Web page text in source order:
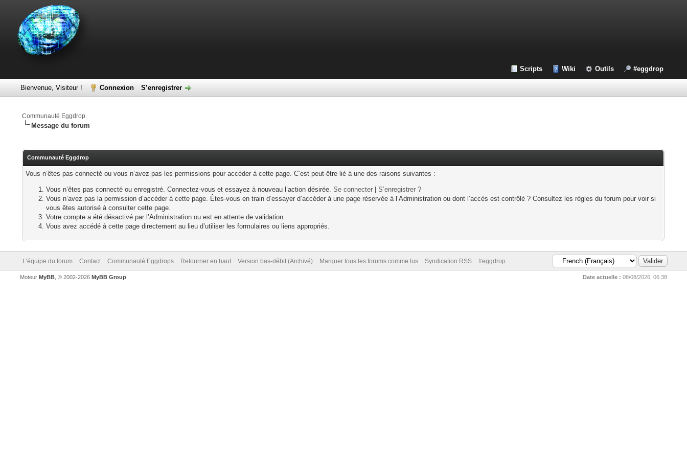
Scripts Wiki Outils #eggdrop
Bienvenue, Visiteur ! Connexion S’enregistrer
Communauté Eggdrop
Message du forum
Communauté Eggdrop
Vous n’êtes pas connecté ou vous n’avez pas les permissions pour accéder à cette page. C’est peut-être lié à une des raisons suivantes :
Vous n’êtes pas connecté ou enregistré. Connectez-vous et essayez à nouveau l’action désirée.Se connecter |S’enregistrer ?
Vous n’avez pas la permission d’accéder à cette page. Êtes-vous en train d’essayer d’accéder à une page réservée à l’Administration ou dont l’accès est contrôlé ? Consultez les règles du forum pour voir si
vous êtes autorisé à consulter cette page.
Votre compte a été désactivé par l’Administration ou est en attente de validation.
Vous avez accédé à cette page directement au lieu d’utiliser les formulaires ou liens appropriés.
L’équipe du forum Contact Communauté Eggdrops Retourner en haut Version bas-débit (Archivé) Marquer tous les forums comme lus Syndication RSS #eggdrop
Date actuelle : 08/08/2026, 06:38
MoteurMyBB , © 2002-2026MyBB Group